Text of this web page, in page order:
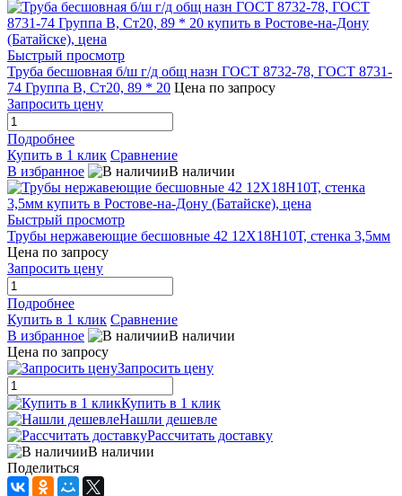
Быстрый просмотр
Труба бесшовная б/ш г/д общ назн ГОСТ 8732-78, ГОСТ 8731-
74 Группа В, Ст20, 89 * 20 Цена по запросу
Запросить цену
Подробнее
Купить в 1 клик Сравнение
В избранное
В наличии
Быстрый просмотр
Трубы нержавеющие бесшовные 42 12Х18Н10Т, стенка 3,5мм
Цена по запросу
Запросить цену
Подробнее
Купить в 1 клик Сравнение
В избранное
В наличии
Цена по запросу
Запросить цену
Купить в 1 клик
Нашли дешевле
Рассчитать доставку
В наличии
Поделиться